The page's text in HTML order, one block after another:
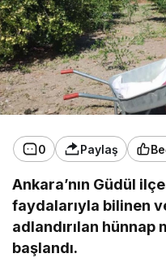
0 Paylaş
Ankara’nın Güdül
faydalarıyla bilinen
adlandırılan hünnap
başlandı.